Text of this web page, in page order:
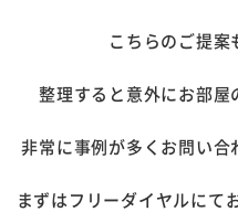
こちらのご提案
整理すると意外にお部屋
非常に事例が多くお問い合
まずはフリーダイヤルに